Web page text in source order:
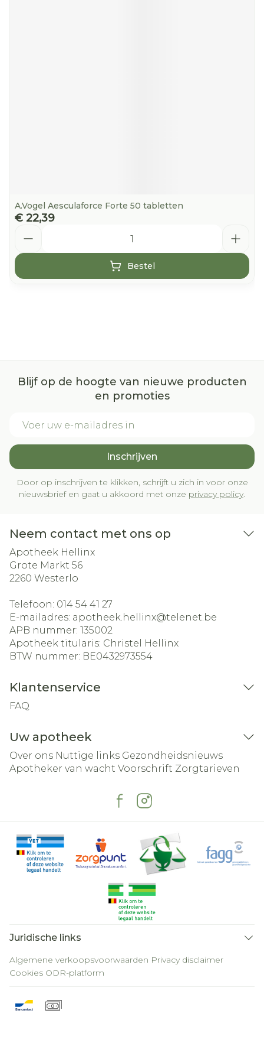
A.Vogel Aesculaforce Forte 50 tabletten
€ 22,39
Bestel
Blijf op de hoogte van nieuwe producten
en promoties
Inschrijven
Door op inschrijven te klikken, schrijft u zich in voor onze
nieuwsbrief en gaat u akkoord met onze privacy policy.
Neem contact met ons op
Apotheek Hellinx
Grote Markt 56
2260 Westerlo
Telefoon: 014 54 41 27
E-mailadres: apotheek.hellinx@telenet.be
APB nummer: 135002
Apotheek titularis: Christel Hellinx
BTW nummer: BE0432973554
Klantenservice
FAQ
Uw apotheek
Over ons Nuttige links Gezondheidsnieuws
Apotheker van wacht Voorschrift Zorgtarieven
Juridische links
Algemene verkoopsvoorwaarden Privacy disclaimer
Cookies ODR-platform